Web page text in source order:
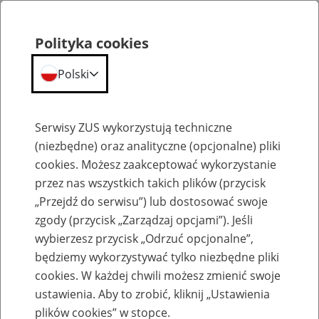
Szkolenia
Zaproś ZUS do siebie: Aktywni 50+
Polityka cookies
Polski
Serwisy ZUS wykorzystują techniczne
(niezbędne) oraz analityczne (opcjonalne) pliki
cookies. Możesz zaakceptować wykorzystanie
przez nas wszystkich takich plików (przycisk
„Przejdź do serwisu”) lub dostosować swoje
zgody (przycisk „Zarządzaj opcjami”). Jeśli
wybierzesz przycisk „Odrzuć opcjonalne”,
będziemy wykorzystywać tylko niezbędne pliki
cookies. W każdej chwili możesz zmienić swoje
ustawienia. Aby to zrobić, kliknij „Ustawienia
plików cookies” w stopce.